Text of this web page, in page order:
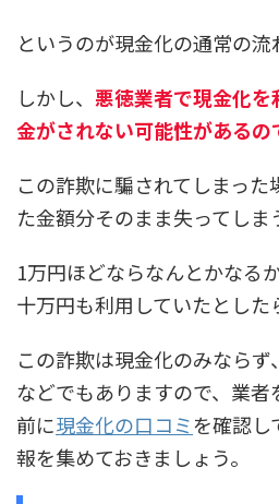
というのが現金化の通常の流
しかし、 悪徳業者で現金化を
金がされない可能性があるの
この詐欺に騙されてしまっ
た金額分そのまま失ってしま
1万円ほどならなんとかなる
十万円も利用していたとした
この詐欺は現金化のみなら
などでもありますので、業
前に現金化の口コミを確認し
報を集めておきましょう。